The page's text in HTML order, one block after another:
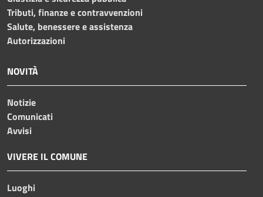
Tributi, finanze e contravvenzioni
Salute, benessere e assistenza
Autorizzazioni
NOVITÀ
Notizie
Comunicati
Avvisi
VIVERE IL COMUNE
Luoghi